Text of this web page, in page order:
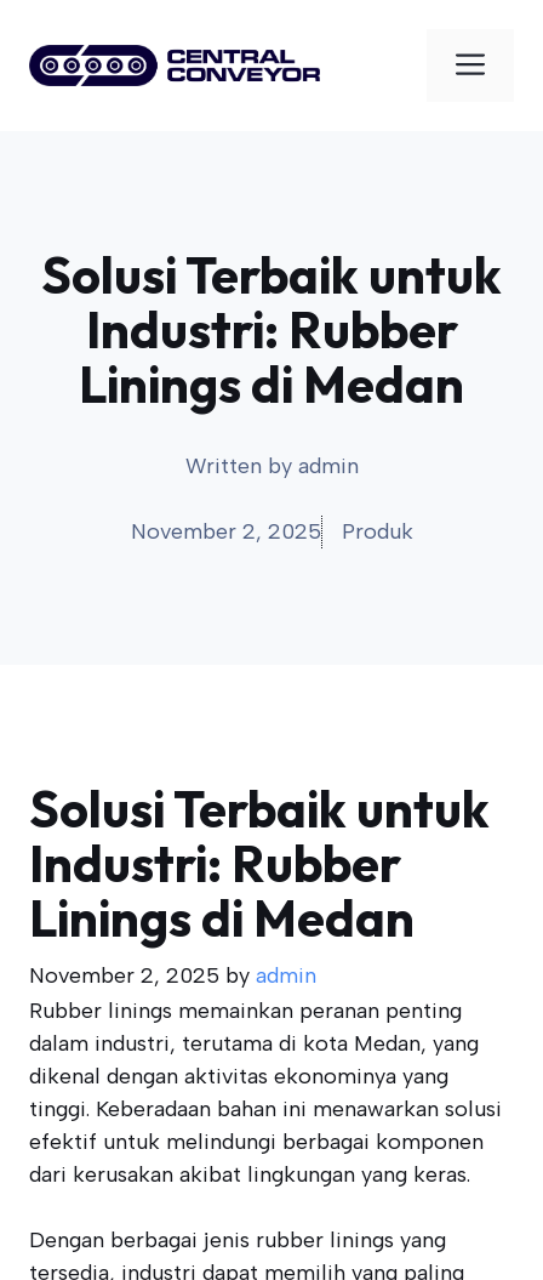
content
Solusi Terbaik untuk
Industri: Rubber
Linings di Medan
Written by admin
November 2, 2025 Produk
Solusi Terbaik untuk
Industri: Rubber
Linings di Medan
November 2, 2025 by admin
Rubber linings memainkan peranan penting
dalam industri, terutama di kota Medan, yang
dikenal dengan aktivitas ekonominya yang
tinggi. Keberadaan bahan ini menawarkan solusi
efektif untuk melindungi berbagai komponen
dari kerusakan akibat lingkungan yang keras.
Dengan berbagai jenis rubber linings yang
tersedia, industri dapat memilih yang paling